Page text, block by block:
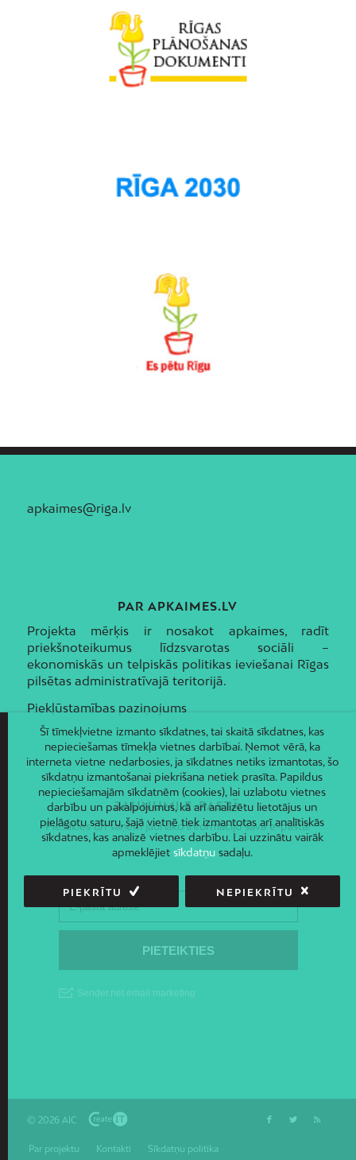
apkaimes@riga.lv
PAR APKAIMES.LV
Projekta mērķis ir nosakot apkaimes, radīt
priekšnoteikumus līdzsvarotas sociāli –
ekonomiskās un telpiskās politikas ieviešanai Rīgas
pilsētas administratīvajā teritorijā.
Piekļūstamības paziņojums
JAUNUMI E-PASTĀ
Piesakies un saņem jaunāko informāciju savā e-pastā!
© 2026 AIC
Par projektu Kontakti Sīkdatņu politika
Šī tīmekļvietne izmanto sīkdatnes, tai skaitā sīkdatnes, kas
nepieciešamas tīmekļa vietnes darbībai. Ņemot vērā, ka
interneta vietne nedarbosies, ja sīkdatnes netiks izmantotas, šo
sīkdatņu izmantošanai piekrišana netiek prasīta. Papildus
nepieciešamajām sīkdatnēm (cookies), lai uzlabotu vietnes
darbību un pakalpojumus, kā arī analizētu lietotājus un
pielāgotu saturu, šajā vietnē tiek izmantotas arī analītiskās
sīkdatnes, kas analizē vietnes darbību. Lai uzzinātu vairāk
apmeklējiet sīkdatņusadaļu.
PIEKRĪTU NEPIEKRĪTU